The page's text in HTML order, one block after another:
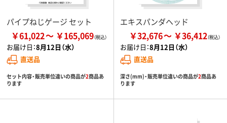
パイプねじゲージ セット
￥61,022 ￥165,069
お届け日：8月12日（水）
直送品
セット内容・販売単位違いの商品が2商品あ
ります
エキスパンダヘッド
￥32,676 ￥36,412
お届け日：8月12日（水）
直送品
深さ(mm)・販売単位違いの商品が2商品あ
ります